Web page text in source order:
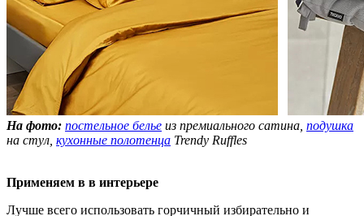
На фото: постельное белье из премиального сатина, подушка
на стул, кухонные полотенца Trendy Ruffles
Применяем в в интерьере
Лучше всего использовать горчичный избирательно и